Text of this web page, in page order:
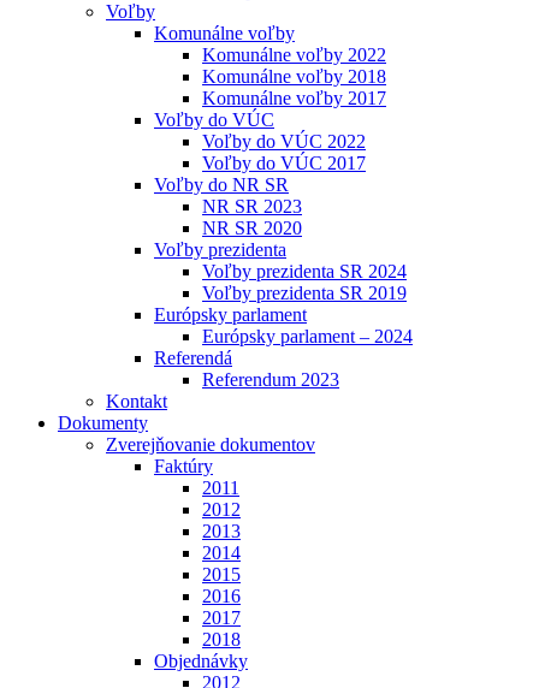
Voľby
Komunálne voľby
Komunálne voľby 2022
Komunálne voľby 2018
Komunálne voľby 2017
Voľby do VÚC
Voľby do VÚC 2022
Voľby do VÚC 2017
Voľby do NR SR
NR SR 2023
NR SR 2020
Voľby prezidenta
Voľby prezidenta SR 2024
Voľby prezidenta SR 2019
Európsky parlament
Európsky parlament – 2024
Referendá
Referendum 2023
Kontakt
Dokumenty
Zverejňovanie dokumentov
Faktúry
2011
2012
2013
2014
2015
2016
2017
2018
Objednávky
2012